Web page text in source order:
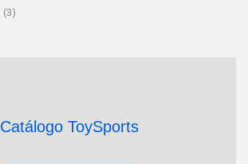
(3)
Catálogo ToySports